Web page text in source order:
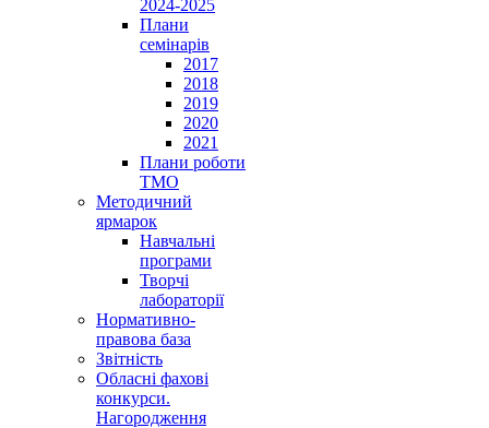
2024-2025
Плани
семінарів
2017
2018
2019
2020
2021
Плани роботи
ТМО
Методичний
ярмарок
Навчальні
програми
Творчі
лабораторії
Нормативно-
правова база
Звітність
Обласні фахові
конкурси.
Нагородження